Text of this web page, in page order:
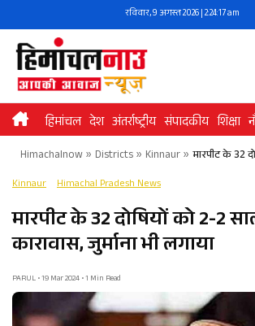
to
content
रविवार, 9 अगस्त 2026 | 2:24:17 am
हिमांचल देश अंतर्राष्ट्रीय संपादकीय शिक्षा
Himachalnow» Districts» Kinnaur» मारपीट के 32
Kinnaur Himachal Pradesh News
मारपीट के 32 दोषियों को 2-2
कारावास, जुर्माना भी लगाया
PARUL • 19 Mar 2024 • 1 Min Read